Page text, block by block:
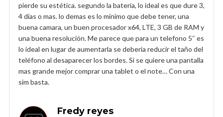
pierde su estética. segundo la batería, lo ideal es que dure 3,
4 dias o mas. lo demas es lo minimo que debe tener, una
buena camara, un buen procesador x64, LTE, 3 GB de RAM y
una buena resolución. Me parece que para un telefono 5″ es
lo ideal en lugar de aumentarla se deberia reducir el taño del
teléfono al desaparecer los bordes. Si se quiere una pantalla
mas grande mejor comprar una tablet o el note… Con una
sim basta.
Fredy reyes